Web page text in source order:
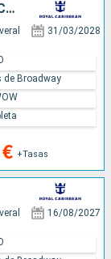
ESTADOS UNIDOS, REPÚBLICA DOMINICANA, ISLAS TURCAS Y CAICOS
31/03/2028
+Tasas
de Broadway
16/08/2027